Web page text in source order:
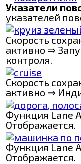
Указатели
указателей
Скорость
активно ⇒
контроля.
Скорость
активно ⇒
Функция Lane
Отображается.
Функция Lane
Отображается.